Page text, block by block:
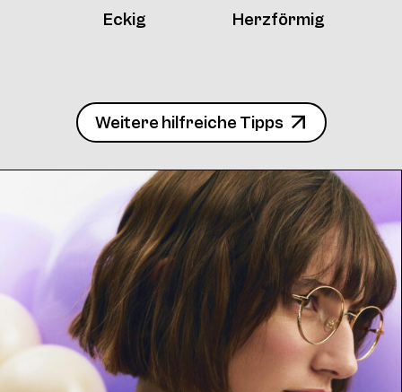
Eckig Herzförmig
Weitere hilfreiche Tipps